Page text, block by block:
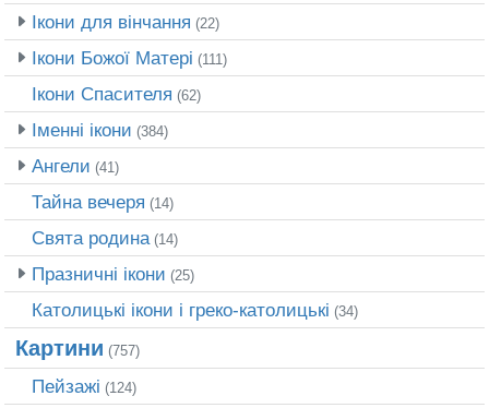
Ікони для вінчання (22)
Ікони Божої Матері (111)
Ікони Спасителя (62)
Іменні ікони (384)
Ангели (41)
Тайна вечеря (14)
Свята родина(14)
Празничні ікони (25)
Католицькі ікони і греко-католицькі (34)
Картини (757)
Пейзажі (124)